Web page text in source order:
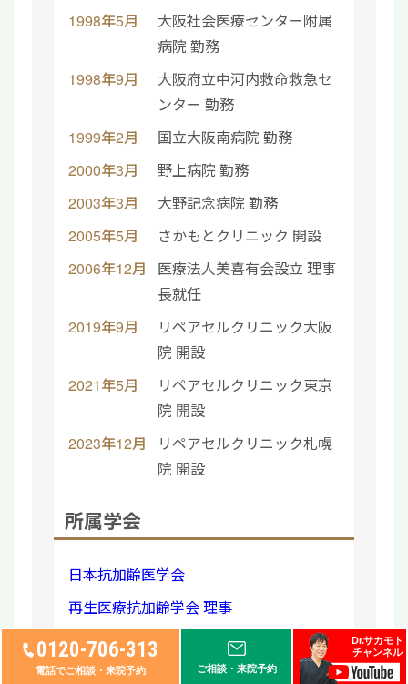
0120-706-313
電話でご相談・来院予約 ご相談・来院予約
Dr.サカモト
チャンネル
1998年5月
大阪社会医療センター附属
病院 勤務
1998年9月
大阪府立中河内救命救急セ
ンター 勤務
1999年2月
国立大阪南病院 勤務
2000年3月
野上病院 勤務
2003年3月
大野記念病院 勤務
2005年5月
さかもとクリニック 開設
2006年12月
医療法人美喜有会設立 理事
長就任
2019年9月
リペアセルクリニック大阪
院 開設
2021年5月
リペアセルクリニック東京
院 開設
2023年12月
リペアセルクリニック札幌
院 開設
所属学会
日本抗加齢医学会
再生医療抗加齢学会 理事
日本再生医療学会
日本遺伝子細胞治療学会